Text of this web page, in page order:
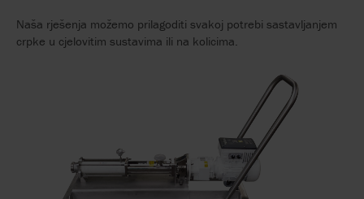
Naša rješenja možemo prilagoditi svakoj potrebi sastavljanjem
crpke u cjelovitim sustavima ili na kolicima.